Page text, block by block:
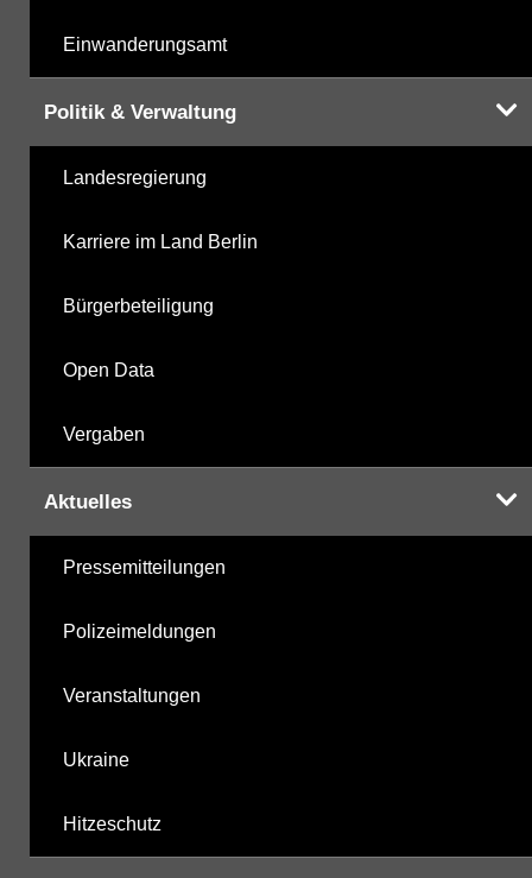
Einwanderungsamt
Politik & Verwaltung
Landesregierung
Karriere im Land Berlin
Bürgerbeteiligung
Open Data
Vergaben
Aktuelles
Pressemitteilungen
Polizeimeldungen
Veranstaltungen
Ukraine
Hitzeschutz